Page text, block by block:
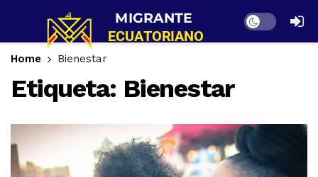
Dark mode
Home Bienestar
Etiqueta: Bienestar